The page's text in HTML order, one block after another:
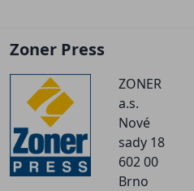
Zoner Press
ZONER
a.s.
Nové
sady 18
602 00
Brno